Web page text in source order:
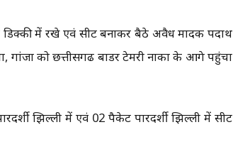
में रखे एवं सीट बनाकर बैठे अवैध मादक पदार्थ
को छत्तीसगढ बार्डर टेमरी नाका के आगे पहुंचा
झिल्ली में एवं 02 पैकेट पारदर्शी झिल्ली में सीट